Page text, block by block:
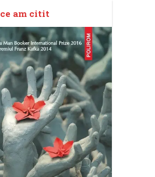
ce am citit